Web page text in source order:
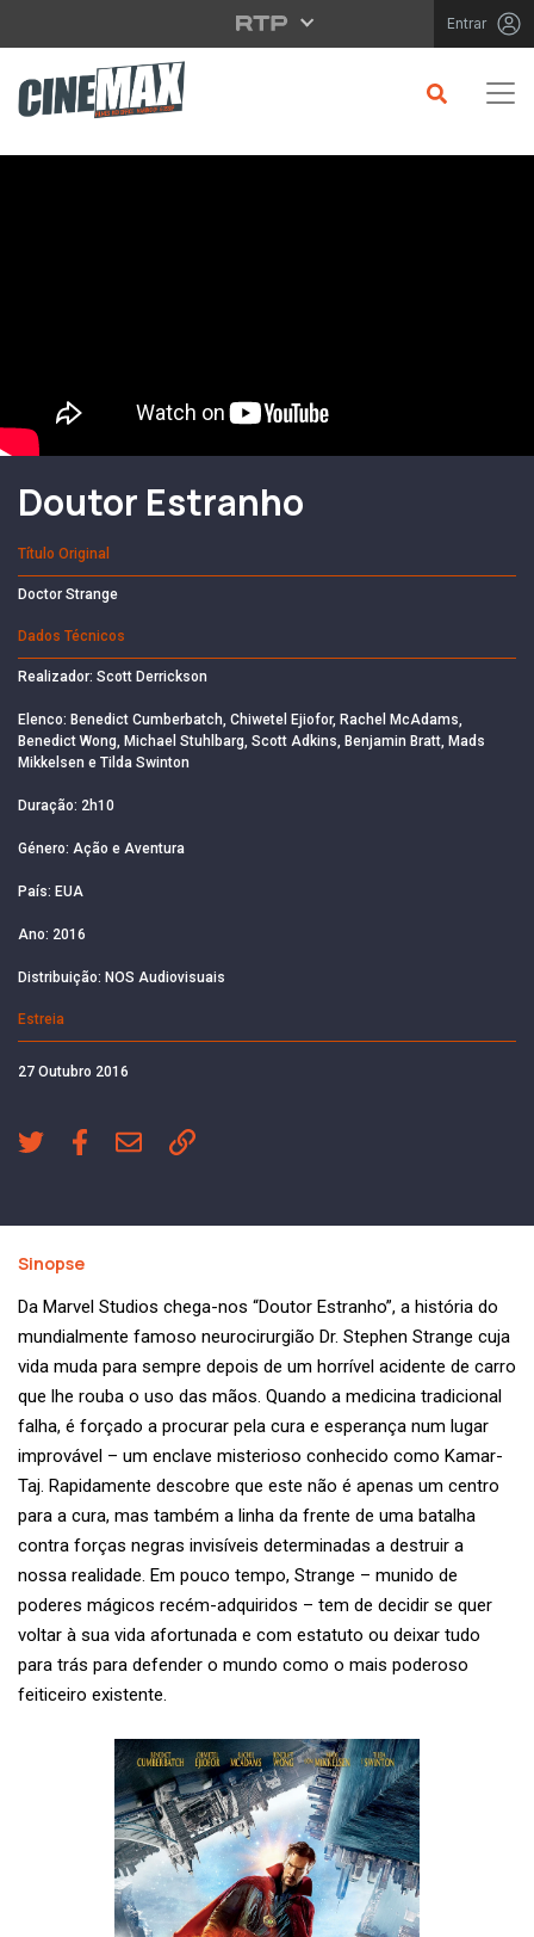
Saltar para o conteúdo principal Entrar
Filme em Cartaz
Doutor Estranho
Título Original
Doctor Strange
Dados Técnicos
Realizador: Scott Derrickson
Elenco: Benedict Cumberbatch, Chiwetel Ejiofor, Rachel McAdams,
Benedict Wong, Michael Stuhlbarg, Scott Adkins, Benjamin Bratt, Mads
Mikkelsen e Tilda Swinton
Duração: 2h10
Género: Ação e Aventura
País: EUA
Ano: 2016
Distribuição: NOS Audiovisuais
Estreia
27 Outubro 2016
Sinopse
Da Marvel Studios chega-nos “Doutor Estranho”, a história do
mundialmente famoso neurocirurgião Dr. Stephen Strange cuja
vida muda para sempre depois de um horrível acidente de carro
que lhe rouba o uso das mãos. Quando a medicina tradicional
falha, é forçado a procurar pela cura e esperança num lugar
improvável – um enclave misterioso conhecido como Kamar-
Taj. Rapidamente descobre que este não é apenas um centro
para a cura, mas também a linha da frente de uma batalha
contra forças negras invisíveis determinadas a destruir a
nossa realidade. Em pouco tempo, Strange – munido de
poderes mágicos recém-adquiridos – tem de decidir se quer
voltar à sua vida afortunada e com estatuto ou deixar tudo
para trás para defender o mundo como o mais poderoso
feiticeiro existente.